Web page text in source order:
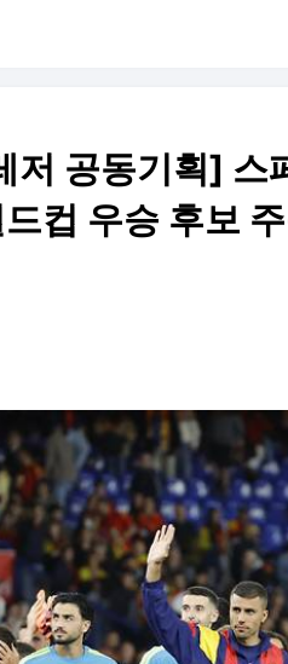
저 공동기획] 스
컵 우승 후보